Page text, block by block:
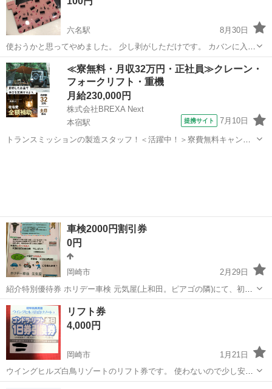
六名駅
8月30日
使おうかと思ってやめました。 少し剥がしただけです。 カバンに入っ
ていると便利なミラーです。
愛知 岡崎市 六名駅 チケット ミラー
≪寮無料・月収32万円・正社員≫クレーン・
フォークリフト・重機
月給230,000円
株式会社BREXA Next
本宿駅
提携サイト 7月10日
トランスミッションの製造スタッフ！＜活躍中！＞寮費無料キャンペ
車検2000円割引券
0円
岡崎市
2月29日
紹介特別優待券 ホリデー車検 元気屋(上和田。ピアゴの隣)にて、初め
て車検を利用すると2000円引になる割引券です。 また、新車購入の場
愛知 岡崎市 その他
リフト券
4,000円
岡崎市
1月21日
ウイングヒルズ白鳥リゾートのリフト券です。 使わないので少し安く
おゆずりします。 価格交渉可能です。